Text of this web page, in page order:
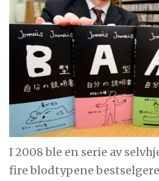
I 2008 ble en serie av
fire blodtypene bestselgere